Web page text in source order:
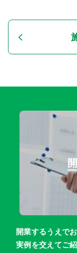
開業するうえで
実例を交えてご